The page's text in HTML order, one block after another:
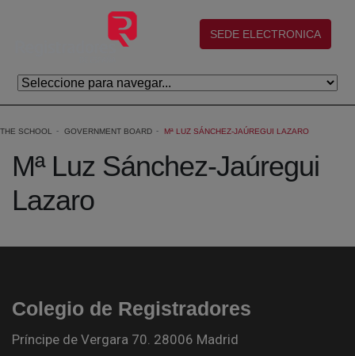
Skip to Main Content
(abre en nueva ventana)
SEDE ELECTRONICA
THE SCHOOL GOVERNMENT BOARD Mª LUZ SÁNCHEZ-JAÚREGUI LAZARO
Mª Luz Sánchez-Jaúregui
Lazaro
Colegio de Registradores
Príncipe de Vergara 70. 28006 Madrid